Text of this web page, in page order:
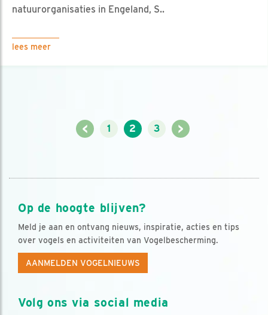
natuurorganisaties in Engeland, S..
lees meer
< 1 2 3 >
Op de hoogte blijven?
Meld je aan en ontvang nieuws, inspiratie, acties en tips
over vogels en activiteiten van Vogelbescherming.
AANMELDEN VOGELNIEUWS
Volg ons via social media